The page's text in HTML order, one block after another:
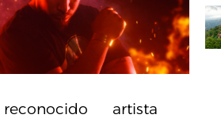
artista